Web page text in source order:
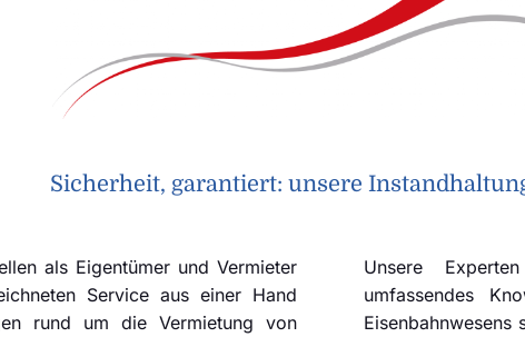
Sicherheit, garantiert: unsere
als Eigentümer und Vermieter
Service aus einer Hand
rund um die Vermietung von
Unsere
umfassendes